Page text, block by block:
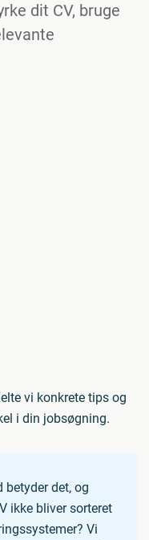
dit CV, bruge
vi konkrete tips og
i din jobsøgning.
betyder det, og
ikke bliver sorteret
Vi